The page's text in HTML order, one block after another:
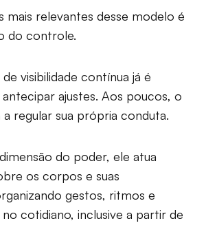
mais relevantes desse modelo é
do controle.
visibilidade contínua já é
ajustes. Aos poucos, o
a regular sua própria conduta.
do poder, ele atua
os corpos e suas
gestos, ritmos e
cotidiano, inclusive a partir de